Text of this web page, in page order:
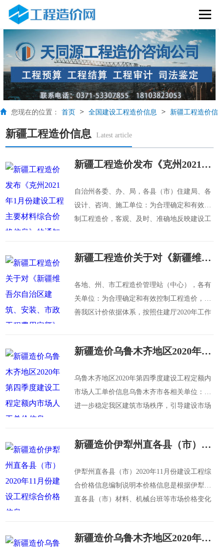
您现在的位置： 首页 > 全国建设工程造价信息 > 新疆工程造价信
息新疆工程造价信息 Latest article
新疆工程造价发布《克州2021年1月份建设工程主要材料综合价格信息》的通知
自治州各委、办、局，各县（市）住建局、各
设计、咨询、施工单位：为合理确定和有效控
制工程造价，客观、及时、准确地反映建设工
新疆工程造价关于对《新疆维吾尔自治区建筑、安装、市政工程费用定额》征求意见的通知
各地、州、市工程造价管理站（中心），各有
关单位：为合理确定和有效控制工程造价，完
善我区计价依据体系，按照住建厅2020年工作
新疆造价乌鲁木齐地区2020年第四季度建设工程定额内市场人工单价信息
乌鲁木齐地区2020年第四季度建设工程定额内
市场人工单价信息乌鲁木齐市各相关单位：为
进一步稳定我区建筑市场秩序，引导建设市场
新疆造价伊犁州直各县（市）2020年11月份建设工程综合价格信息
伊犁州直各县（市）2020年11月份建设工程综
合价格信息编制说明本价格信息是根据伊犁州
直各县（市）材料、机械台班等市场价格变化
新疆造价乌鲁木齐地区2020年11月份建设工程综合价格信息